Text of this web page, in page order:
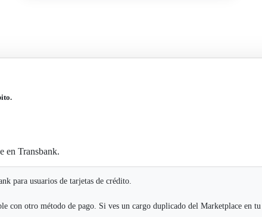
en Transbank.
para usuarios de tarjetas de crédito.
con otro método de pago. Si ves un cargo duplicado del Marketplace en